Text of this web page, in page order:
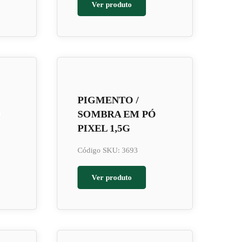
Ver produto
PIGMENTO /
SOMBRA EM PÓ
PIXEL 1,5G
Código SKU: 3693
Ver produto